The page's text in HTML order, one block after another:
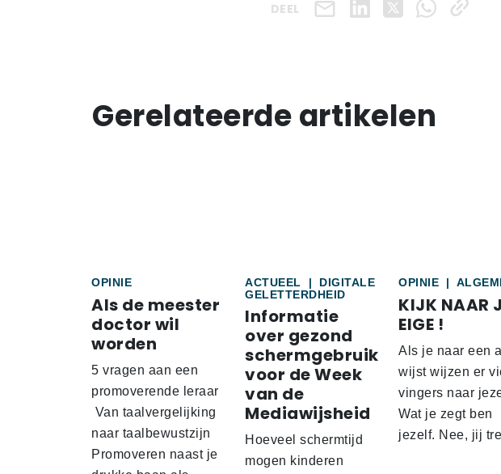
DEEL
Gerelateerde artikelen
OPINIE
Als de meester
doctor wil
worden
5 vragen aan een
promoverende leraar
Van taalvergelijking
naar taalbewustzijn
Promoveren naast je
ACTUEEL |
DIGITALE
GELETTERDHEID
Informatie
over gezond
schermgebruik
voor de Week
van de
Mediawijsheid
Hoeveel schermtijd
mogen kinderen
OPINIE |
KIJK NAAR
EIGE !
Als je naar een
wijst wijzen er
vingers naar
Wat je zegt ben
jezelf. Nee, jij